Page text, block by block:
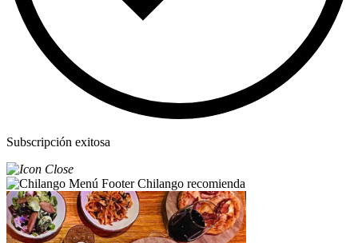
Subscripción exitosa
Chilango recomienda